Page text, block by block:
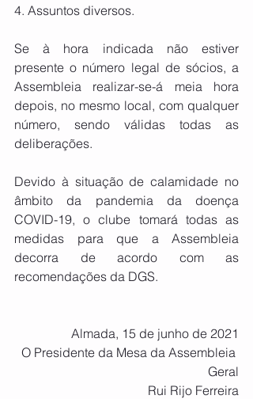
4. Assuntos diversos.
Se à hora indicada não estiver
presente o número legal de sócios, a
Assembleia realizar-se-á meia hora
depois, no mesmo local, com qualquer
número, sendo válidas todas as
deliberações.
Devido à situação de calamidade no
âmbito da pandemia da doença
COVID-19, o clube tomará todas as
medidas para que a Assembleia
decorra de acordo com as
recomendações da DGS.
Almada, 15 de junho de 2021
O Presidente da Mesa da Assembleia
Geral
Rui Rijo Ferreira